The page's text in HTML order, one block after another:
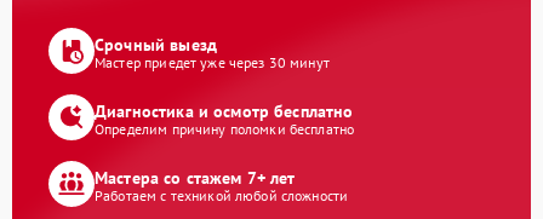
Срочный выезд
Мастер приедет уже через 30 минут
Диагностика и осмотр бесплатно
Определим причину поломки бесплатно
Мастера со стажем 7+ лет
Работаем с техникой любой сложности